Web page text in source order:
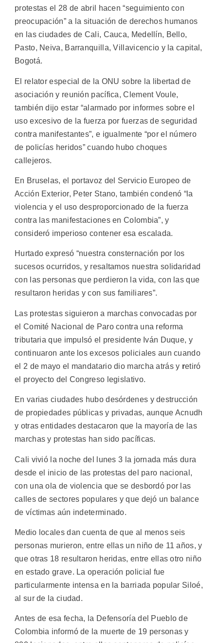
protestas el 28 de abril hacen “seguimiento con
preocupación” a la situación de derechos humanos
en las ciudades de Cali, Cauca, Medellín, Bello,
Pasto, Neiva, Barranquilla, Villavicencio y la capital,
Bogotá.
El relator especial de la ONU sobre la libertad de
asociación y reunión pacífica, Clement Voule,
también dijo estar “alarmado por informes sobre el
uso excesivo de la fuerza por fuerzas de seguridad
contra manifestantes”, e igualmente “por el número
de policías heridos” cuando hubo choques
callejeros.
En Bruselas, el portavoz del Servicio Europeo de
Acción Exterior, Peter Stano, también condenó “la
violencia y el uso desproporcionado de la fuerza
contra las manifestaciones en Colombia”, y
consideró imperioso contener esa escalada.
Hurtado expresó “nuestra consternación por los
sucesos ocurridos, y resaltamos nuestra solidaridad
con las personas que perdieron la vida, con las que
resultaron heridas y con sus familiares”.
Las protestas siguieron a marchas convocadas por
el Comité Nacional de Paro contra una reforma
tributaria que impulsó el presidente Iván Duque, y
continuaron ante los excesos policiales aun cuando
el 2 de mayo el mandatario dio marcha atrás y retiró
el proyecto del Congreso legislativo.
En varias ciudades hubo desórdenes y destrucción
de propiedades públicas y privadas, aunque Acnudh
y otras entidades destacaron que la mayoría de las
marchas y protestas han sido pacíficas.
Cali vivió la noche del lunes 3 la jornada más dura
desde el inicio de las protestas del paro nacional,
con una ola de violencia que se desbordó por las
calles de sectores populares y que dejó un balance
de víctimas aún indeterminado.
Medio locales dan cuenta de que al menos seis
personas murieron, entre ellas un niño de 11 años, y
que otras 18 resultaron heridas, entre ellas otro niño
en estado grave. La operación policial fue
particularmente intensa en la barriada popular Siloé,
al sur de la ciudad.
Antes de esa fecha, la Defensoría del Pueblo de
Colombia informó de la muerte de 19 personas y